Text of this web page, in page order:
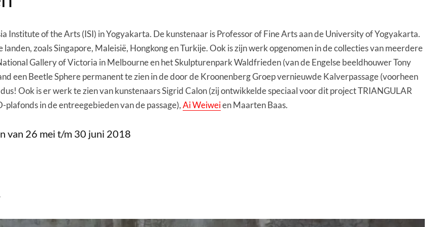
Institute of the Arts (ISI) in Yogyakarta. De kunstenaar is Professor of Fine Arts aan de University of Yogyakarta.
zoals Singapore, Maleisië, Hongkong en Turkije. Ook is zijn werk opgenomen in de collecties van meerdere
Gallery of Victoria in Melbourne en het Skulpturenpark Waldfrieden (van de Engelse beeldhouwer Tony
een Beetle Sphere permanent te zien in de door de Kroonenberg Groep vernieuwde Kalverpassage (voorheen
Ook is er werk te zien van kunstenaars Sigrid Calon (zij ontwikkelde speciaal voor dit project TRIANGULAR
in de entreegebieden van de passage),Ai Weiweien Maarten Baas.
van 26 mei t/m 30 juni 2018